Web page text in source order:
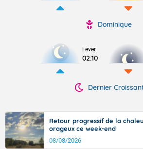
Dominique
Lever
02:10
Dernier
Retour progressif de la
orageux ce week-end
08/08/2026